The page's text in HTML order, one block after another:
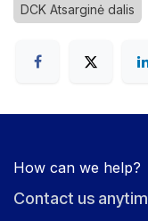
DCK Atsarginė dalis
How can we help?
Contact us